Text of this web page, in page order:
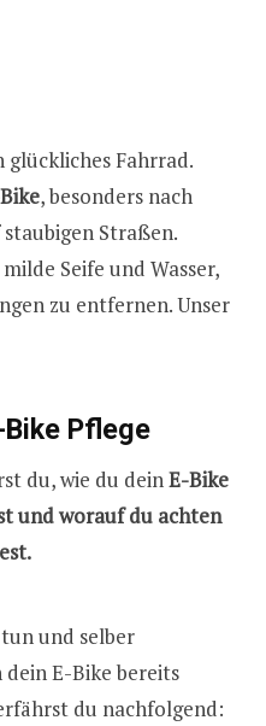
glückliches Fahrrad.
, besonders nach
Straßen.
Seife und Wasser,
zu entfernen. Unser
Bike Pflege
du, wie du deinE-Bike
und worauf du achten
und selber
E-Bike bereits
du nachfolgend: